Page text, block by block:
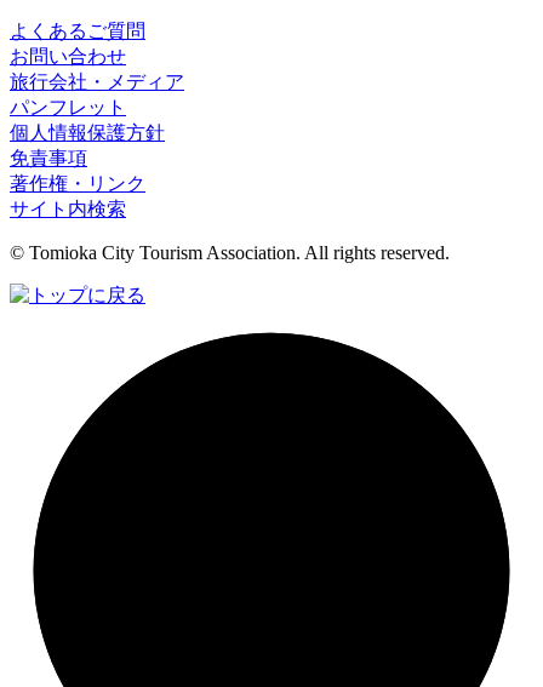
よくあるご質問
お問い合わせ
旅行会社・メディア
パンフレット
個人情報保護方針
免責事項
著作権・リンク
サイト内検索
© Tomioka City Tourism Association. All rights reserved.